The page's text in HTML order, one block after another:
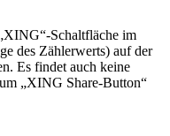
Schaltfläche im
des Zählerwerts) auf der
Es findet auch keine
„XING Share-Button“